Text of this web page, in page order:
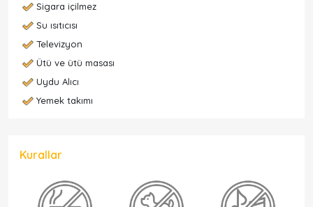
Sigara içilmez
Su ısıtıcısı
Televizyon
Ütü ve ütü masası
Uydu Alıcı
Yemek takımı
Kurallar